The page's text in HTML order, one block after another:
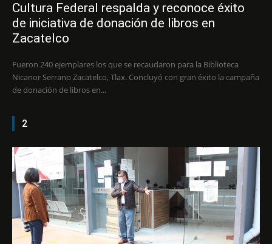
Cultura Federal respalda y reconoce éxito
de iniciativa de donación de libros en
Zacatelco
Fueron 240 ejemplares los que se recaudaron para la Biblioteca
Nicanor Serrano Zacatelco, Tlax. Concluyó con gran éxito la campaña
de donación de libros en...
2